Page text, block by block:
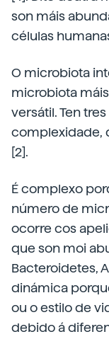
son máis
células
O microbiota
microbiota
versátil. Ten
complexidade,
[2].
É complexo
número de
ocorre cos
que son moi
Bacteroidetes,
dinámica
ou o estilo de
debido á